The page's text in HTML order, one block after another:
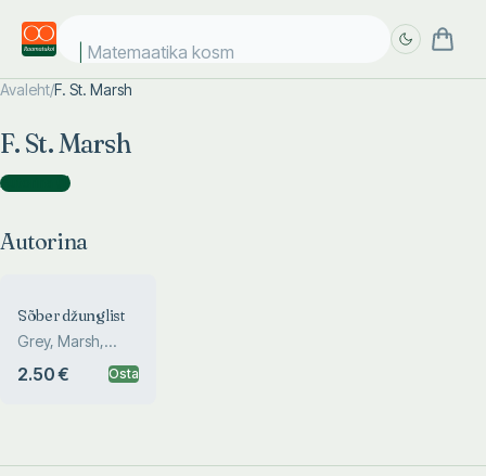
Matemaatika kosmo
Avaleht/F. St. Marsh
F. St. Marsh
Autorina )
Autorina
Sõber džunglist
Grey, Marsh,
2.50 € Osta